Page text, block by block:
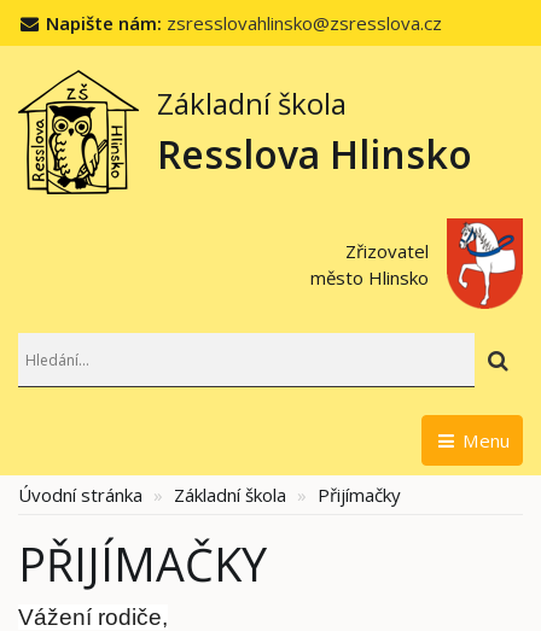
Napište nám: zsresslovahlinsko@zsresslova.cz
Základní škola
Resslova Hlinsko
Zřizovatel
město Hlinsko
Menu
Úvodní stránka Základní škola Přijímačky
PŘIJÍMAČKY
Vážení rodiče,